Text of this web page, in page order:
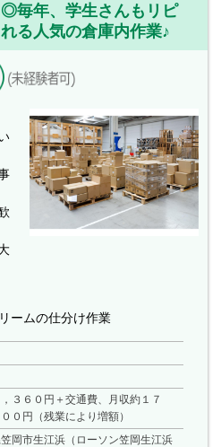
毎年、学生さんもリピ
る人気の倉庫内作業♪
ームの仕分け作業
３６０円＋交通費、月収約１７
０円（残業により増額）
岡市生江浜（ローソン笠岡生江浜